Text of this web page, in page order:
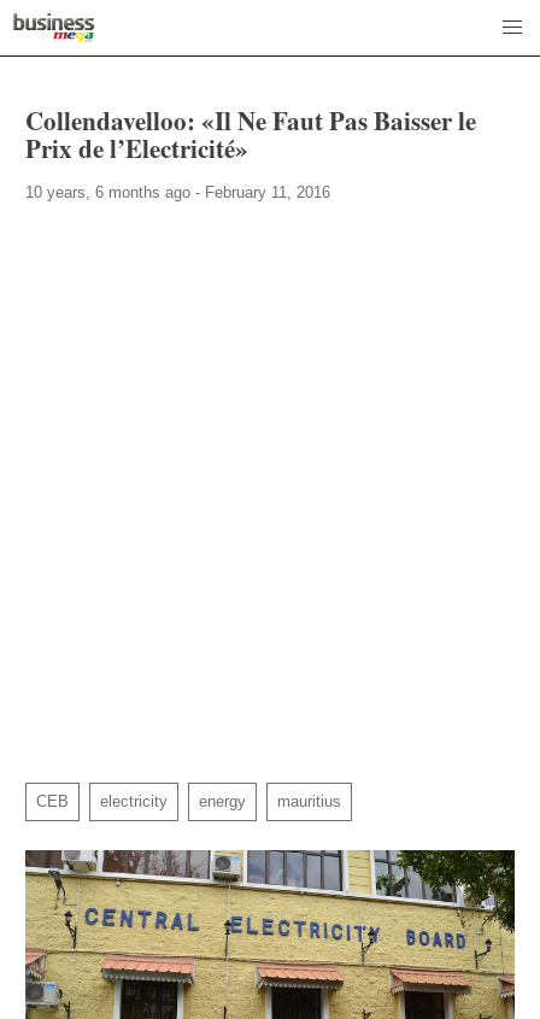
Collendavelloo: «Il Ne Faut Pas Baisser le
Prix de l’Electricité»
10 years, 6 months ago - February 11, 2016
CEB electricity energy mauritius